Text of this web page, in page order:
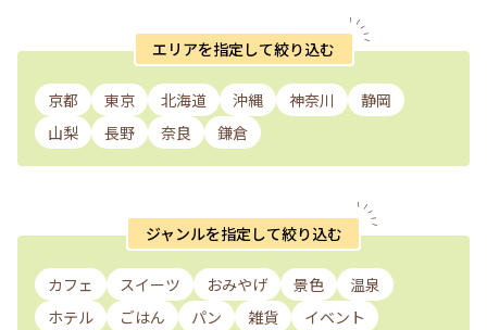
エリアを指定して絞り込む
京都 東京 北海道 沖縄 神奈川
静岡
山梨
長野 奈良 鎌倉
ジャンルを指定して絞り込む
カフェ スイーツ おみやげ 景色
温泉
ホテル
ごはん パン 雑貨 イベント